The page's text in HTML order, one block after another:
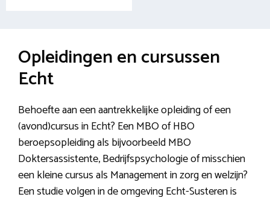
Opleidingen en cursussen
Echt
Behoefte aan een aantrekkelijke opleiding of een
(avond)cursus in Echt? Een MBO of HBO
beroepsopleiding als bijvoorbeeld MBO
Doktersassistente, Bedrijfspsychologie of misschien
een kleine cursus als Management in zorg en welzijn?
Een studie volgen in de omgeving Echt-Susteren is